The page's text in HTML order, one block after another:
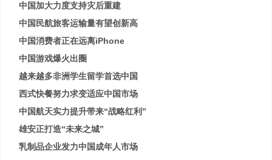
中国加大力度支持灾后重建
中国民航旅客运输量有望创新高
中国消费者正在远离iPhone
中国游戏爆火出圈
越来越多非洲学生留学首选中国
西式快餐努力求变适应中国市场
中国航天实力提升带来“战略红利”
雄安正打造“未来之城”
乳制品企业发力中国成年人市场